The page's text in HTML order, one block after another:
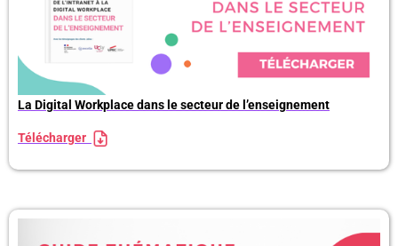
La Digital Workplace dans le secteur de l’enseignement
Télécharger